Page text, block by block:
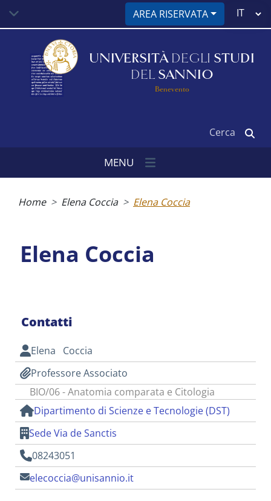
contenuto
AREA RISERVATA
Select
UNIVERSITÀ DEGLI STUDI
DEL SANNIO
Benevento
MENU
Home Elena Coccia Elena Coccia
Elena Coccia
Contatti
Elena Coccia
Professore Associato
BIO/06 - Anatomia comparata e Citologia
Dipartimento di Scienze e Tecnologie (DST)
Sede Via de Sanctis
08243051
elecoccia@unisannio.it